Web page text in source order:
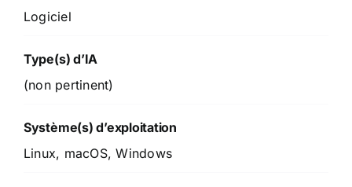
Logiciel
Type(s) d’IA
(non pertinent)
Système(s) d’exploitation
Linux, macOS, Windows